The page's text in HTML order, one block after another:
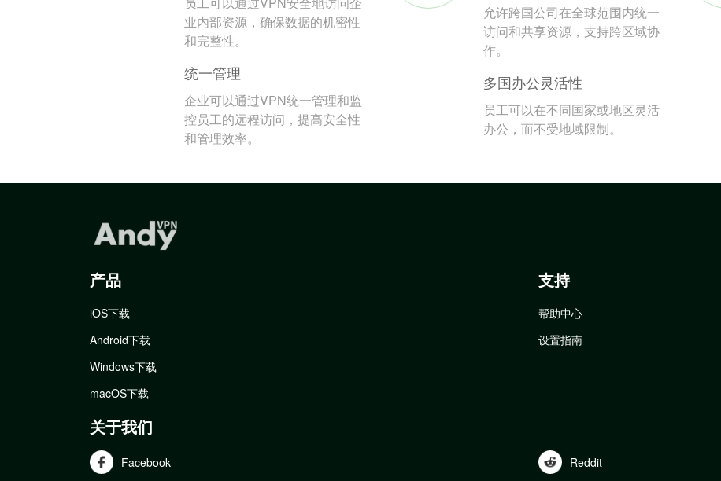
业内部资源，确保数据的机密性
和完整性。
统一管理
企业可以通过VPN统一管理和监
控员工的远程访问，提高安全性
和管理效率。
允许跨国公司在全球范围内统一
访问和共享资源，支持跨区域协
作。
多国办公灵活性
员工可以在不同国家或地区灵活
办公，而不受地域限制。
产品
iOS下载
Android下载
Windows下载
macOS下载
支持
帮助中心
设置指南
关于我们
Facebook Reddit